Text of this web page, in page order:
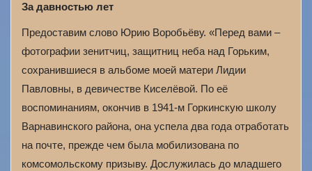
За давностью лет
Предоставим слово Юрию Воробьёву. «Перед вами –
фотографии зенитчиц, защитниц неба над Горьким,
сохранившиеся в альбоме моей матери Лидии
Павловны, в девичестве Киселёвой. По её
воспоминаниям, окончив в 1941-м Горкинскую школу
Варнавинского района, она успела два года отработать
на почте, прежде чем была мобилизована по
комсомольскому призыву. Дослужилась до младшего